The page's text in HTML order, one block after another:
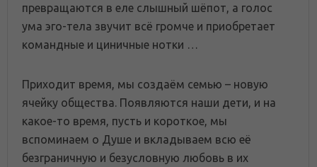
превращаются в еле слышный шёпот, а голос
ума эго-тела звучит всё громче и приобретает
командные и циничные нотки …
Приходит время, мы создаём семью – новую
ячейку общества. Появляются наши дети, и на
какое-то время, пусть и короткое, мы
вспоминаем о Душе и вкладываем всю её
безграничную и безусловную любовь в их